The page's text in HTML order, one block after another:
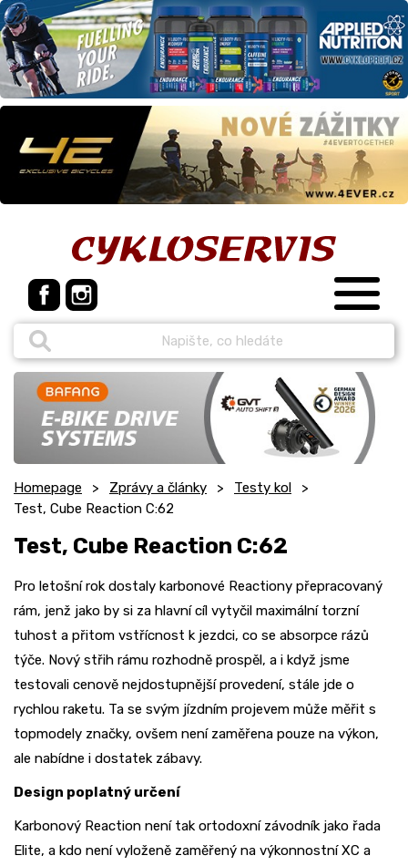
Homepage Zprávy a články
Testy kol
Test, Cube Reaction C:62
Test, Cube Reaction C:62
Pro letošní rok dostaly karbonové Reactiony přepracovaný
rám, jenž jako by si za hlavní cíl vytyčil maximální torzní
tuhost a přitom vstřícnost k jezdci, co se absorpce rázů
týče. Nový střih rámu rozhodně prospěl, a i když jsme
testovali cenově nejdostupnější provedení, stále jde o
rychlou raketu. Ta se svým jízdním projevem může měřit s
topmodely značky, ovšem není zaměřena pouze na výkon,
ale nabídne i dostatek zábavy.
Design poplatný určení
Karbonový Reaction není tak ortodoxní závodník jako řada
Elite, a kdo není vyloženě zaměřený na výkonnostní XC a